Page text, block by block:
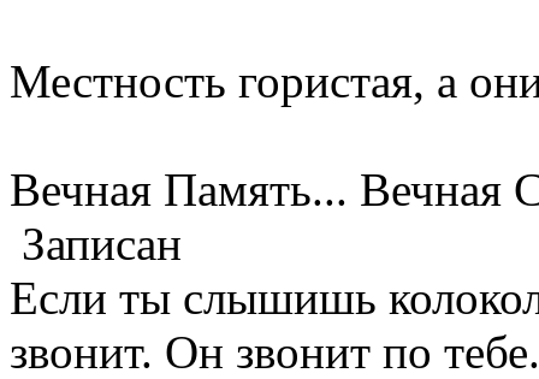
Местность гористая, а
Вечная Память... Вечная
Записан
Если ты слышишь
звонит. Он звонит по